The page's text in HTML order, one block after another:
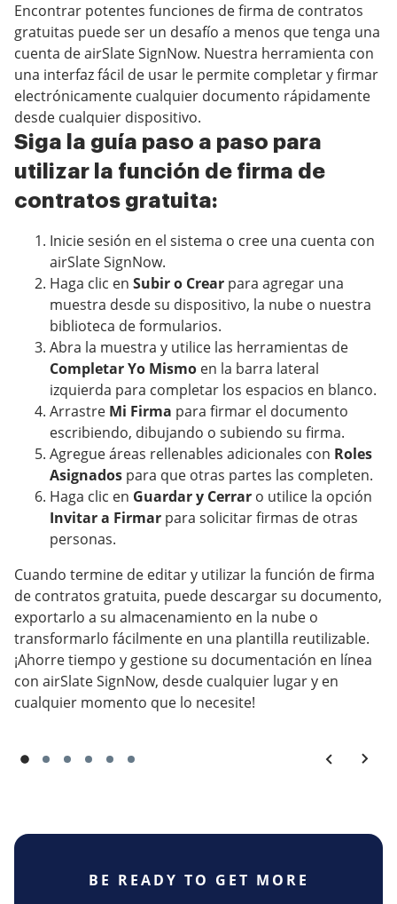
Encontrar potentes funciones de firma de contratos
gratuitas puede ser un desafío a menos que tenga una
cuenta de airSlate SignNow. Nuestra herramienta con
una interfaz fácil de usar le permite completar y firmar
electrónicamente cualquier documento rápidamente
desde cualquier dispositivo.
Siga la guía paso a paso para
utilizar la función de firma de
contratos gratuita:
Inicie sesión en el sistema o cree una cuenta con
airSlate SignNow.
Haga clic en Subir o Crear para agregar una
muestra desde su dispositivo, la nube o nuestra
biblioteca de formularios.
Abra la muestra y utilice las herramientas de
Completar Yo Mismo en la barra lateral
izquierda para completar los espacios en blanco.
Arrastre Mi Firma para firmar el documento
escribiendo, dibujando o subiendo su firma.
Agregue áreas rellenables adicionales con Roles
Asignados para que otras partes las completen.
Haga clic en Guardar y Cerrar o utilice la opción
Invitar a Firmar para solicitar firmas de otras
personas.
Cuando termine de editar y utilizar la función de firma
de contratos gratuita, puede descargar su documento,
exportarlo a su almacenamiento en la nube o
transformarlo fácilmente en una plantilla reutilizable.
¡Ahorre tiempo y gestione su documentación en línea
con airSlate SignNow, desde cualquier lugar y en
cualquier momento que lo necesite!
BE READY TO GET MORE